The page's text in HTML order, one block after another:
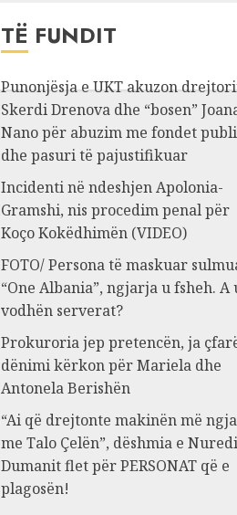
TË FUNDIT
Punonjësja e UKT akuzon
Skerdi Drenova dhe “bosen”
Nano për abuzim me fondet
dhe pasuri të pajustifikuar
Incidenti në ndeshjen Apolonia-
Gramshi, nis procedim penal për
Koço Kokëdhimën (VIDEO)
FOTO/ Persona të maskuar
“One Albania”, ngjarja u fsheh. A
vodhën serverat?
Prokuroria jep pretencën, ja
dënimi kërkon për Mariela dhe
Antonela Berishën
“Ai që drejtonte makinën më
me Talo Çelën”, dëshmia e
Dumanit flet për PERSONAT që e
plagosën!